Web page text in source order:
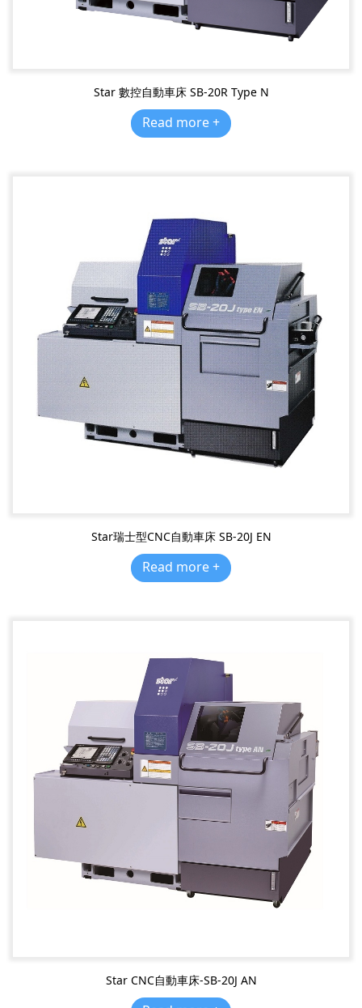
Star 數控自動車床 SB-20R Type N
Read more +
Star瑞士型CNC自動車床 SB-20J EN
Read more +
Star CNC自動車床-SB-20J AN